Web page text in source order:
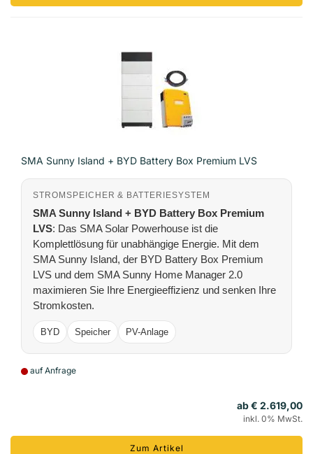
SMA Sunny Island + BYD Battery Box Premium LVS
STROMSPEICHER & BATTERIESYSTEM
SMA Sunny Island + BYD Battery Box Premium
LVS: Das SMA Solar Powerhouse ist die
Komplettlösung für unabhängige Energie. Mit dem
SMA Sunny Island, der BYD Battery Box Premium
LVS und dem SMA Sunny Home Manager 2.0
maximieren Sie Ihre Energieeffizienz und senken Ihre
Stromkosten.
BYD Speicher PV-Anlage
auf Anfrage
ab € 2.619,00
inkl. 0% MwSt.
Zum Artikel